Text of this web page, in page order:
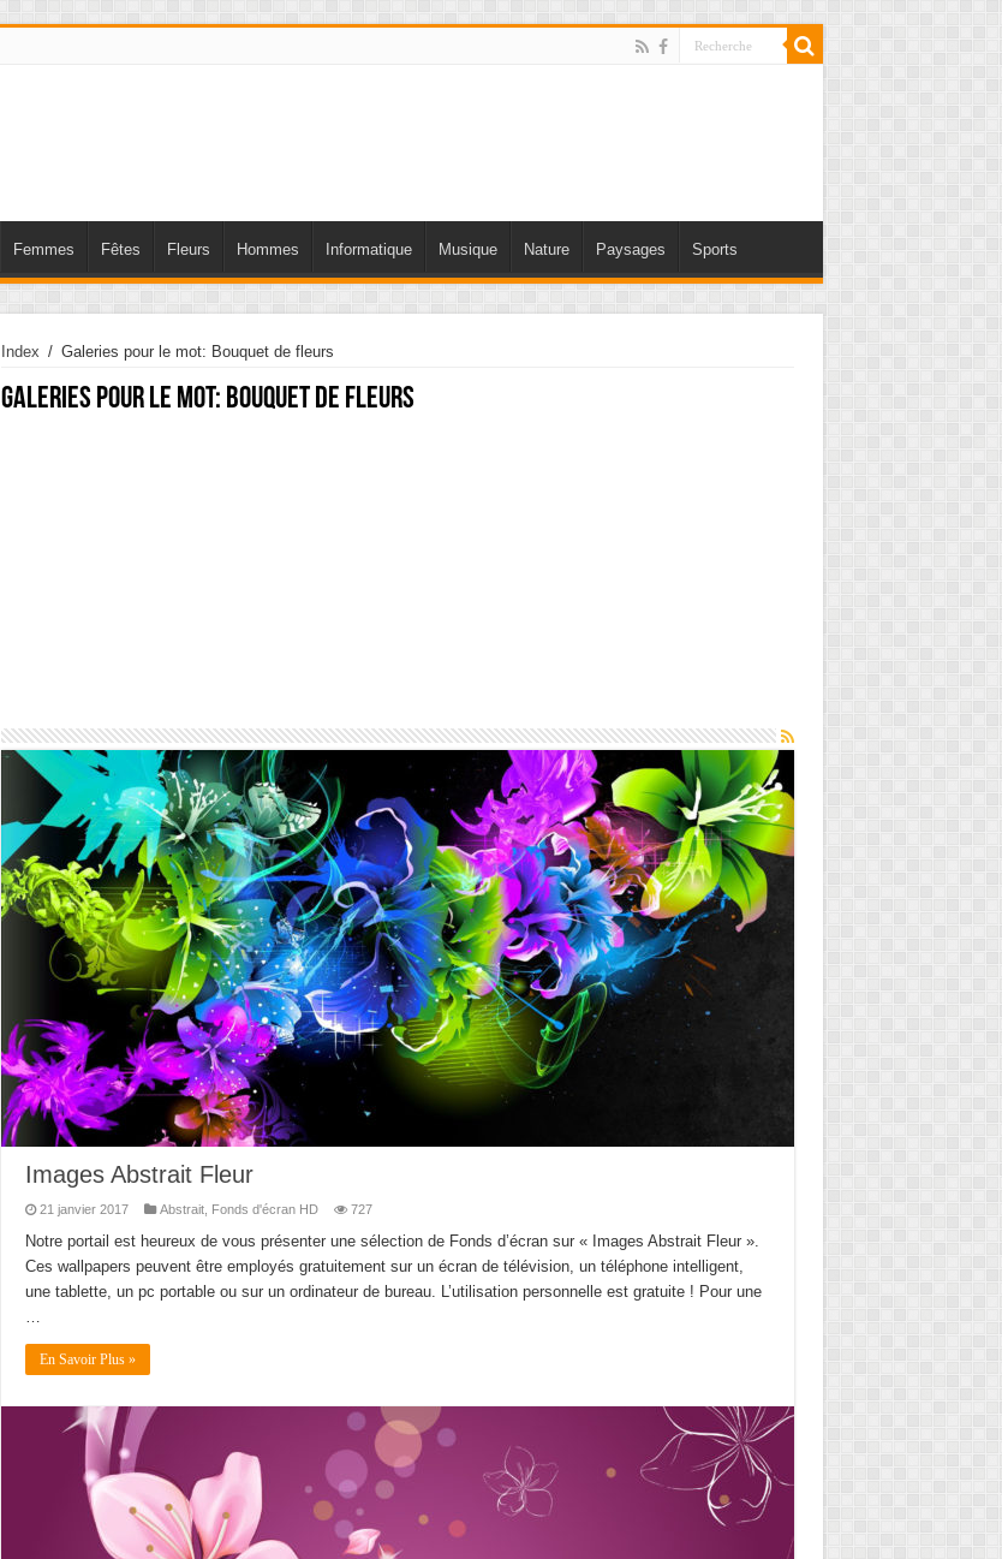
Femmes Fêtes Fleurs Hommes Informatique Musique Nature Paysages Sports
Index / Galeries pour le mot: Bouquet de fleurs
Galeries pour le mot: Bouquet de fleurs
Images Abstrait Fleur
21 janvier 2017 Abstrait, Fonds d'écran HD 727
Notre portail est heureux de vous présenter une sélection de Fonds d’écran sur « Images Abstrait Fleur ».
Ces wallpapers peuvent être employés gratuitement sur un écran de télévision, un téléphone intelligent,
une tablette, un pc portable ou sur un ordinateur de bureau. L’utilisation personnelle est gratuite ! Pour une
…
En Savoir Plus »